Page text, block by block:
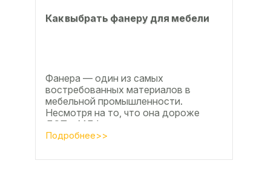
Как выбрать фанеру для мебели
Фанера — один из самых
востребованных материалов в
мебельной промышленности.
Несмотря на то, что она дороже
ДСП и МДФ , ее очень часто
используют для изготовления...
Подробнее>>